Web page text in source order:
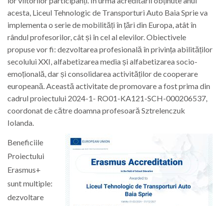
acesta, Liceul Tehnologic de Transporturi Auto Baia Sprie va
implementa o serie de mobilități în țări din Europa, atât în
rândul profesorilor, cât și în cel al elevilor. Obiectivele
propuse vor fi: dezvoltarea profesională în privința abilităților
secolului XXI, alfabetizarea media și alfabetizarea socio-
emoțională, dar și consolidarea activităților de cooperare
europeană. Această activitate de promovare a fost prima din
cadrul proiectului 2024-1- RO01-KA121-SCH-000206537,
coordonat de către doamna profesoară Sztrelenczuk
Iolanda.
Beneficiile
Proiectului
Erasmus+
sunt multiple:
dezvoltare